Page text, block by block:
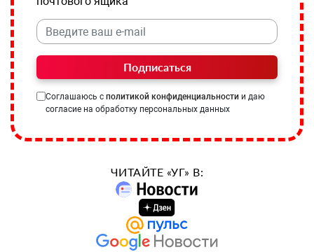
Подписаться
Соглашаюсь с политикой конфиденциальности и даю
согласие на обработку персональных данных
ЧИТАЙТЕ «УГ» В: